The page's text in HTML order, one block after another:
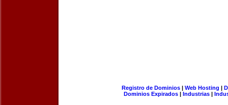
Registro de Dominios| Web Hosting |
Dominios Expirados | Industrias |